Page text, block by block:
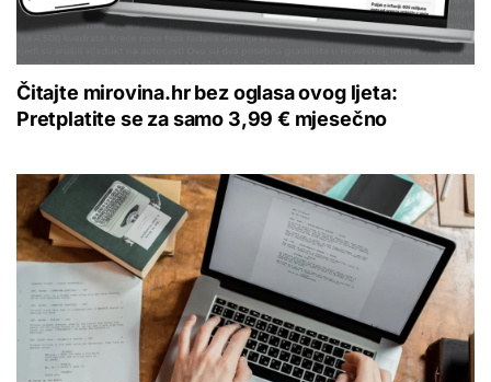
Čitajte mirovina.hr bez oglasa ovog ljeta:
Pretplatite se za samo 3,99 € mjesečno